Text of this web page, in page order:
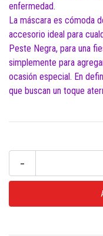
enfermedad.
La máscara es cómoda
accesorio ideal para
Peste Negra, para una
simplemente para
ocasión especial. En
que buscan un toque
-